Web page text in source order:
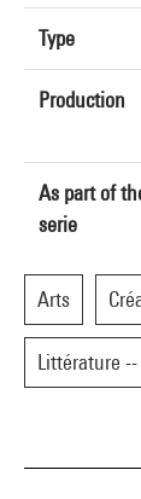
Type
Production
As part of
serie
Arts
Littérature